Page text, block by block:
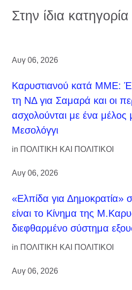
Στην ίδια κατηγορία
Αυγ 06, 2026
Καρυστιανού κατά ΜΜΕ:
τη ΝΔ για Σαμαρά και οι
ασχολούνται με ένα
Μεσολόγγι
in ΠΟΛΙΤΙΚΗ ΚΑΙ ΠΟΛΙΤΙΚΟΙ
Αυγ 06, 2026
«Ελπίδα για
είναι το Κίνημα της
διεφθαρμένο σύστημα
in ΠΟΛΙΤΙΚΗ ΚΑΙ ΠΟΛΙΤΙΚΟΙ
Αυγ 06, 2026